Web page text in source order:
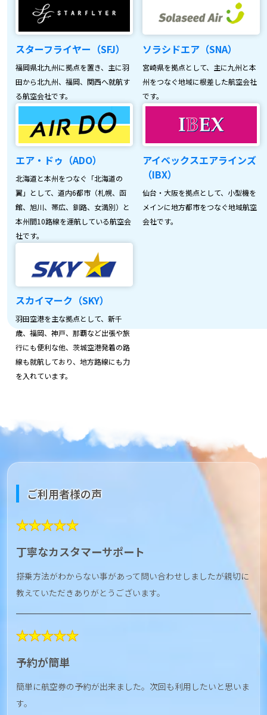
スターフライヤー（SFJ）
福岡県北九州に拠点を置き、主に羽
田から北九州、福岡、関西へ就航す
る航空会社です。
ソラシドエア（SNA）
宮崎県を拠点として、主に九州と本
州をつなぐ地域に根差した航空会社
です。
エア・ドゥ（ADO）
北海道と本州をつなぐ「北海道の
翼」として、道内6都市（札幌、函
館、旭川、帯広、釧路、女満別）と
本州間10路線を運航している航空会
社です。
アイベックスエアラインズ
（IBX）
仙台・大阪を拠点として、小型機を
メインに地方都市をつなぐ地域航空
会社です。
スカイマーク（SKY）
羽田空港を主な拠点として、新千
歳、福岡、神戸、那覇など出張や旅
行にも便利な他、茨城空港発着の路
線も就航しており、地方路線にも力
を入れています。
ご利用者様の声
★★★★★
丁寧なカスタマーサポート
搭乗方法がわからない事があって問い合わせしましたが親切に
教えていただきありがとうございます。
★★★★★
予約が簡単
簡単に航空券の予約が出来ました。次回も利用したいと思いま
す。